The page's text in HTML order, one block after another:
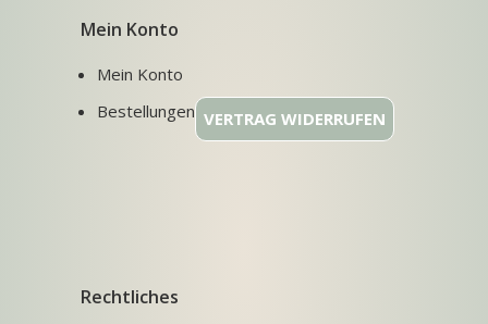
Mein Konto
Mein Konto
Bestellungen VERTRAG WIDERRUFEN
Rechtliches